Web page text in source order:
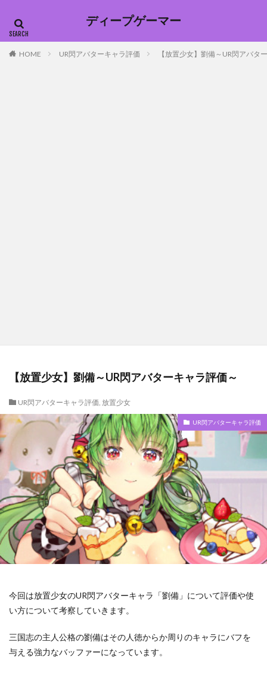
ディープゲーマー
HOME UR閃アバターキャラ評価 【放置少女】劉備～UR閃アバタ
【放置少女】劉備～UR閃アバターキャラ評価～
UR閃アバターキャラ評価, 放置少女
UR閃アバターキャラ評価
今回は放置少女のUR閃アバターキャラ「劉備」について評価や使
い方について考察していきます。
三国志の主人公格の劉備はその人徳からか周りのキャラにバフを
与える強力なバッファーになっています。